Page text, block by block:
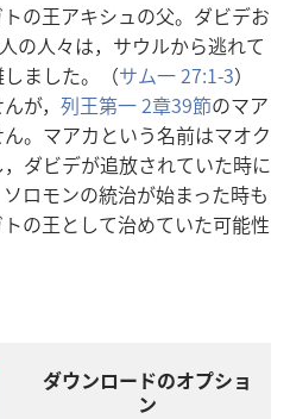
る
開
く）
の王アキシュの父。ダビデお
の人々は，サウルから逃れて
ました。（サム一 27:1-3）
が， 列王第一 2章39節のマア
。マアカという名前はマオク
ダビデが追放されていた時に
ロモンの統治が始まった時も
の王として治めていた可能性
ダウンロードのオプショ
ン